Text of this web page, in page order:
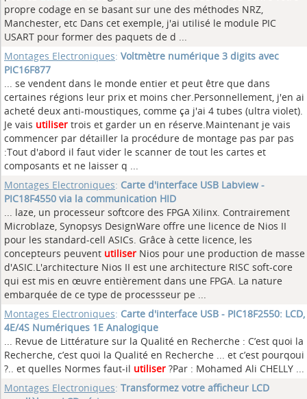
propre codage en se basant sur une des méthodes NRZ,
Manchester, etc Dans cet exemple, j'ai utilisé le module PIC
USART pour former des paquets de d ...
Montages Electroniques: Voltmètre numérique 3 digits avec
PIC16F877
... se vendent dans le monde entier et peut être que dans
certaines régions leur prix et moins cher.Personnellement, j'en ai
acheté deux anti-moustiques, comme ça j'ai 4 tubes (ultra violet).
Je vais utiliser trois et garder un en réserve.Maintenant je vais
commencer par détailler la procédure de montage pas par pas
:Tout d'abord il faut vider le scanner de tout les cartes et
composants et ne laisser q ...
Montages Electroniques: Carte d'interface USB Labview -
PIC18F4550 via la communication HID
... laze, un processeur softcore des FPGA Xilinx. Contrairement
Microblaze, Synopsys DesignWare offre une licence de Nios II
pour les standard-cell ASICs. Grâce à cette licence, les
concepteurs peuvent utiliser Nios pour une production de masse
d'ASIC.L'architecture Nios II est une architecture RISC soft-core
qui est mis en œuvre entièrement dans une FPGA. La nature
embarquée de ce type de processseur pe ...
Montages Electroniques: Carte d'interface USB - PIC18F2550: LCD,
4E/4S Numériques 1E Analogique
... Revue de Littérature sur la Qualité en Recherche : C’est quoi la
Recherche, c’est quoi la Qualité en Recherche ... et c’est pourqoui
?.. et quelles Normes faut-il utiliser ?Par : Mohamed Ali CHELLY ...
Montages Electroniques: Transformez votre afficheur LCD